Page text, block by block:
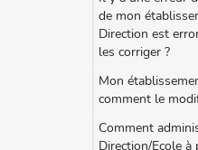
de mon
Direction est
les corriger ?
Mon
comment le
Comment
Direction/Ecole à